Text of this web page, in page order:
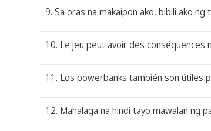
9. Sa oras na makaipon ako, bibili ako ng
10. Le jeu peut avoir des
11. Los powerbanks también son útiles
12. Mahalaga na hindi tayo mawalan ng